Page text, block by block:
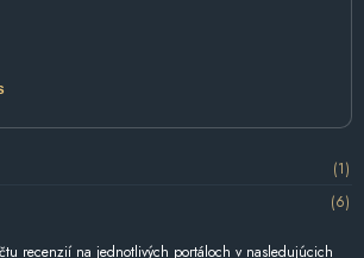
(1)
(6)
recenzií na jednotlivých portáloch v nasledujúcich